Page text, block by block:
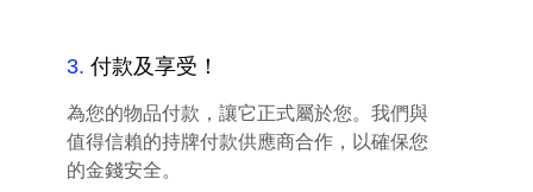
3. 付款及享受！
為您的物品付款，讓它正式屬於您。我們與
值得信賴的持牌付款供應商合作，以確保您
的金錢安全。